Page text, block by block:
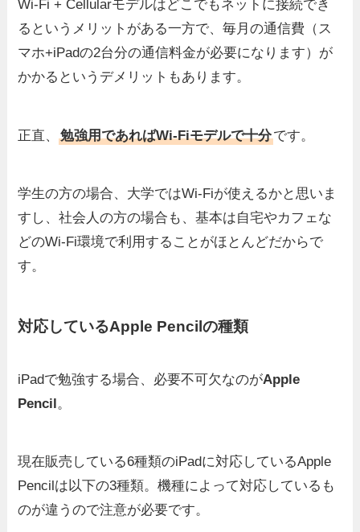
Wi-Fi + Cellularモデルはどこでもネットに接続でき
るというメリットがある一方で、毎月の通信費（ス
マホ+iPadの2台分の通信料金が必要になります）が
かかるというデメリットもあります。
正直、勉強用であればWi-Fiモデルで十分です。
学生の方の場合、大学ではWi-Fiが使えるかと思いま
すし、社会人の方の場合も、基本は自宅やカフェな
どのWi-Fi環境で利用することがほとんどだからで
す。
対応しているApple Pencilの種類
iPadで勉強する場合、必要不可欠なのがApple
Pencil。
現在販売している6種類のiPadに対応しているApple
Pencilは以下の3種類。機種によって対応しているも
のが違うので注意が必要です。